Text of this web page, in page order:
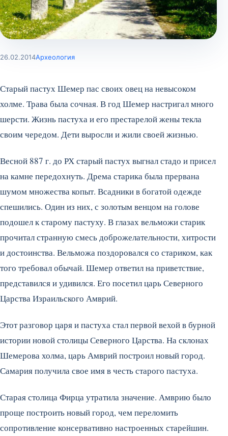
26.02.2014Археология
Старый пастух Шемер пас своих овец на невысоком
холме. Трава была сочная. В год Шемер настригал много
шерсти. Жизнь пастуха и его престарелой жены текла
своим чередом. Дети выросли и жили своей жизнью.
Весной 887 г. до РХ старый пастух выгнал стадо и присел
на камне передохнуть. Дрема старика была прервана
шумом множества копыт. Всадники в богатой одежде
спешились. Один из них, с золотым венцом на голове
подошел к старому пастуху. В глазах вельможи старик
прочитал странную смесь доброжелательности, хитрости
и достоинства. Вельможа поздоровался со стариком, как
того требовал обычай. Шемер ответил на приветствие,
представился и удивился. Его посетил царь Северного
Царства Израильского Амврий.
Этот разговор царя и пастуха стал первой вехой в бурной
истории новой столицы Северного Царства. На склонах
Шемерова холма, царь Амврий построил новый город.
Самария получила свое имя в честь старого пастуха.
Старая столица Фирца утратила значение. Амврию было
проще построить новый город, чем переломить
сопротивление консервативно настроенных старейшин.